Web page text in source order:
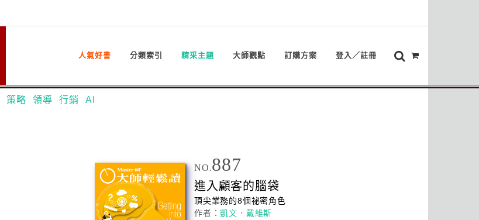
人氣好書 分類索引 精采主題 大師觀點 訂購方案 登入／註冊
策略 領導 行銷 AI
NO.887
進入顧客的腦袋
頂尖業務的8個祕密角色
作者：凱文．戴維斯